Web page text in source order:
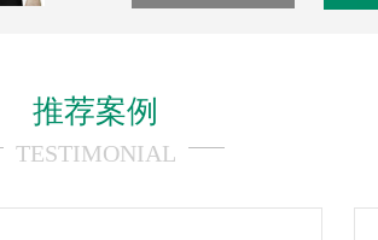
推荐案例
TESTIMONIAL